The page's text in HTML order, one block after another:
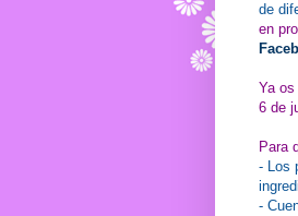
de
en
Ya
6 de
Para
- Los
-